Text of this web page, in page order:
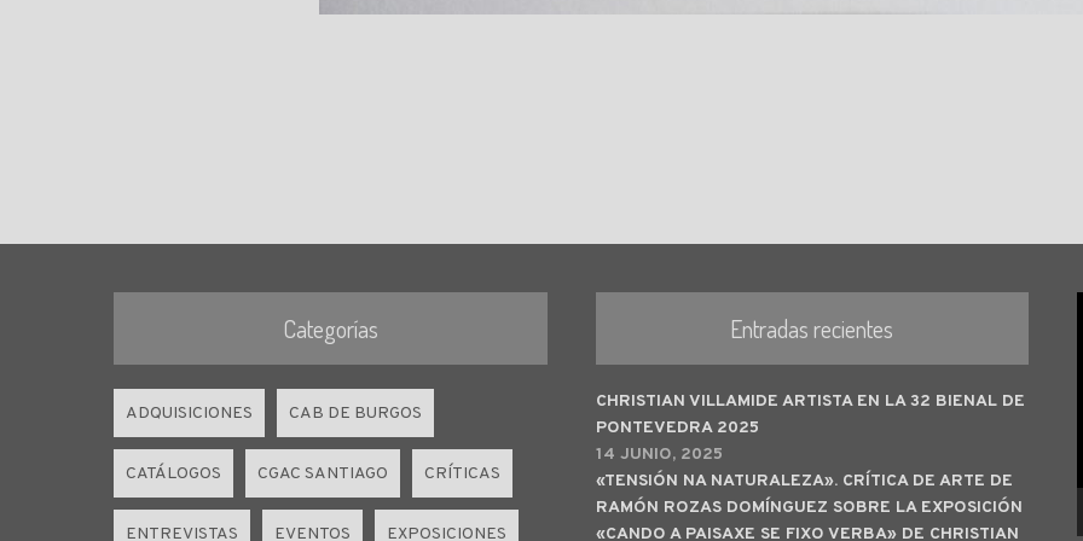
Categorías
ADQUISICIONES CAB DE BURGOS
CATÁLOGOS CGAC SANTIAGO CRÍTICAS
ENTREVISTAS EVENTOS EXPOSICIONES
Entradas recientes
CHRISTIAN VILLAMIDE ARTISTA EN LA 32 BIENAL DE
PONTEVEDRA 2025
14 JUNIO, 2025
«TENSIÓN NA NATURALEZA». CRÍTICA DE ARTE DE
RAMÓN ROZAS DOMÍNGUEZ SOBRE LA EXPOSICIÓN
«CANDO A PAISAXE SE FIXO VERBA» DE CHRISTIAN